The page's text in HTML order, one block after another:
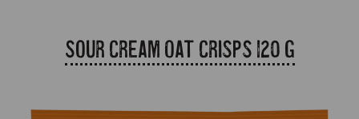
Sour Cream Oat Crisps 120 g